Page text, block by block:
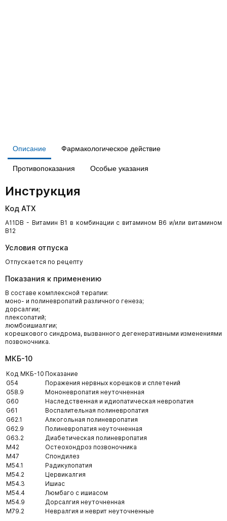
Описание Фармакологическое действие
Противопоказания Особые указания
Инструкция
Код АТХ
A11DB - Витамин B1 в комбинации с витамином B6 и/или витамином
B12
Условия отпуска
Отпускается по рецепту
Показания к применению
В составе комплексной терапии:
моно- и полиневропатий различного генеза;
дорсалгии;
плексопатий;
люмбоишиалгии;
корешкового синдрома, вызванного дегенеративными изменениями
позвоночника.
МКБ-10
Код МКБ-10 Показание
G54
Поражения нервных корешков и сплетений
G58.9
Мононевропатия неуточненная
G60
Наследственная и идиопатическая невропатия
G61
Воспалительная полиневропатия
G62.1
Алкогольная полиневропатия
G62.9
Полиневропатия неуточненная
G63.2
Диабетическая полиневропатия
M42
Остеохондроз позвоночника
M47
Спондилез
M54.1
Радикулопатия
M54.2
Цервикалгия
M54.3
Ишиас
M54.4
Люмбаго с ишиасом
M54.9
Дорсалгия неуточненная
M79.2
Невралгия и неврит неуточненные